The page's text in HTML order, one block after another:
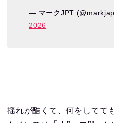
— マークJPT
2026
揺れが酷くて、何をしてて